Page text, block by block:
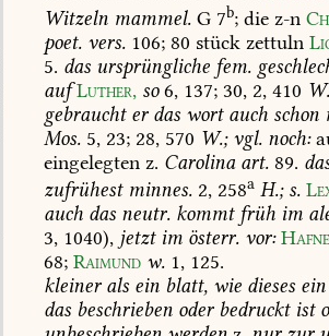
Witzeln mammel. G 7b; die z-n
poet. vers. 106; 80 stück zettuln
5. das ursprüngliche fem.
auf Luther, so 6, 137; 30, 2, 410
gebrauchterdas wortauch schon
Mos. 5, 23; 28, 570 W.;vgl. noch:
eingelegten z. Carolinaart. 89.
zufrühestminnes. 2, 258a H.;s.
auch das neutr. kommtfrüh im
3, 1040), jetztim österr. vor:
68; Raimund w. 1, 125.
kleinerals ein blatt, wie dieses ein
das beschrieben oderbedrucktist